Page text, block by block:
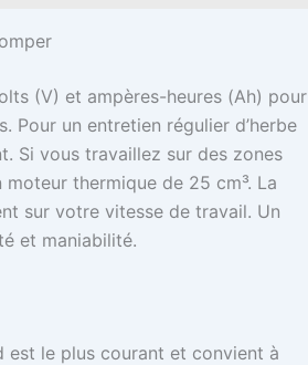
(V) et ampères-heures (Ah) pour
Pour un entretien régulier d’herbe
Si vous travaillez sur des zones
thermique de 25 cm³. La
sur votre vitesse de travail. Un
et maniabilité.
le plus courant et convient à